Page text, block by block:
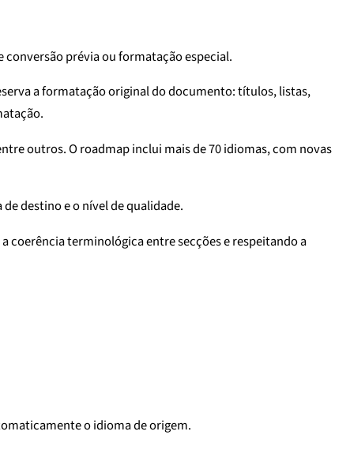
prévia ou formatação especial.
a formatação original do documento: títulos, listas,
outros. O roadmap inclui mais de 70 idiomas, com novas
destino e o nível de qualidade.
terminológica entre secções e respeitando a
o idioma de origem.